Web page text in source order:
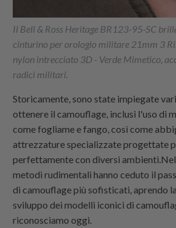
Il Bell & Ross Heritage BR123-95-SC
cinturino per orologio militare 21mm 3
nylon intrecciato 3D - Verde Mimetico,
radici militari.
Storicamente, sono state impiegate
ottenere il camouflage, inclusi l'uso di
come fogliame e fango, così come
attrezzature specializzate progettate
perfettamente con diversi
metodi rudimentali hanno ceduto il
di camouflage più sofisticati, aprendo
sviluppo dei modelli iconici di
riconosciamo oggi.